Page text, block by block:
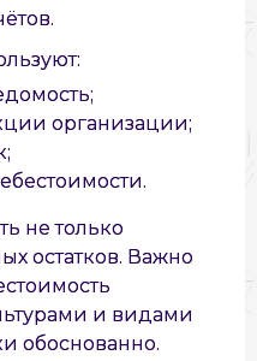
организации;
не только
остатков. Важно
и видами
обоснованно.